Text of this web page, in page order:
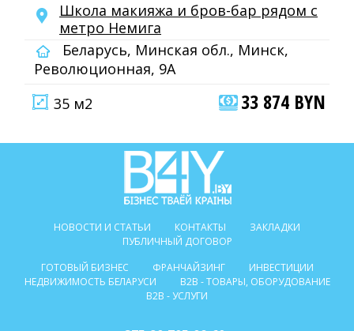
Школа макияжа и бров-бар рядом с
метро Немига
Беларусь, Минская обл., Минск,
Революционная, 9А
35 м2
33 874 BYN
НОВОСТИ И СТАТЬИ КОНТАКТЫ
ЗАКЛАДКИ
ПУБЛИЧНЫЙ ДОГОВОР
ГОТОВЫЙ БИЗНЕС
ФРАНЧАЙЗИНГ
ИНВЕСТИЦИИ
НЕДВИЖИМОСТЬ БЕЛАРУСИ
B2B - ТОВАРЫ, ОБОРУДОВАНИЕ
B2B - УСЛУГИ